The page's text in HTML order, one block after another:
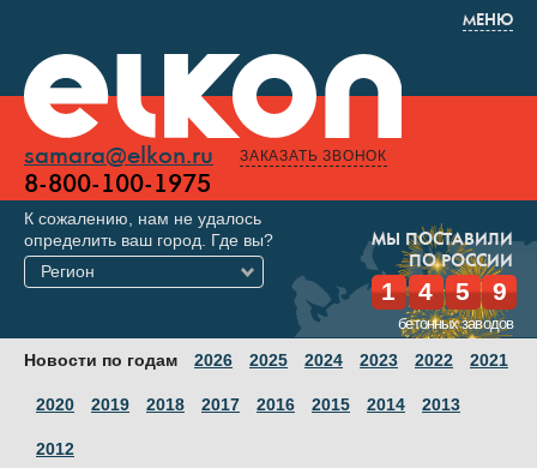
МЕНЮ
samara@elkon.ru
8-800-100-1975
ЗАКАЗАТЬ ЗВОНОК
МЫ ПОСТАВИЛИ
ПО РОССИИ
1 4 5 9
бетонных заводов
К сожалению, нам не удалось
определить ваш город. Где вы?
Регион
Новости по годам 2026 2025 2024 2023 2022 2021
2020 2019 2018 2017 2016 2015 2014 2013
2012